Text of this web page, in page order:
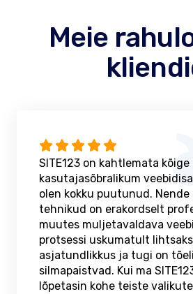
Meie
SITE123 on kahtlemata
kasutajasõbralikum
olen kokku puutunud.
tehnikud on erakordselt
muutes muljetavaldava
protsessi uskumatult
asjatundlikkus ja tugi on
silmapaistvad. Kui ma
lõpetasin kohe teiste